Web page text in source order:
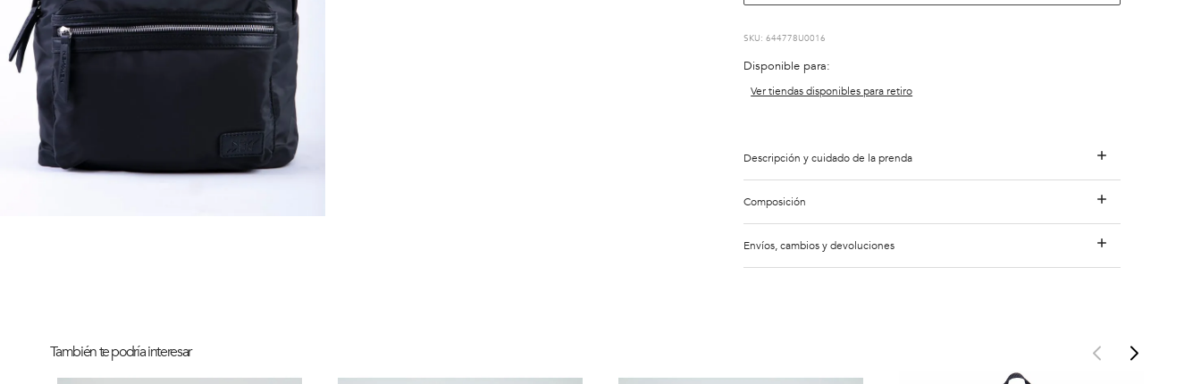
:644778U0016
Disponible para:
Ver tiendas disponibles para retiro
Descripción y cuidado de la prenda
Composición
Envíos, cambios y devoluciones
También te podría interesar